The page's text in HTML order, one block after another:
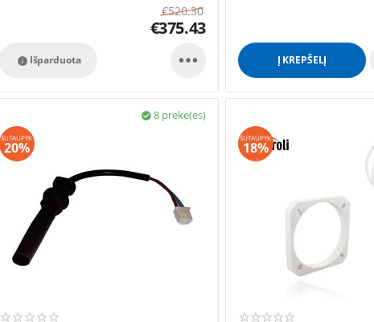
€520.30
€375.43
Išparduota
  Į KREPŠELĮ
8 prekė(ės)

SUTAUPYK
20%
SUTAUPYK
18%